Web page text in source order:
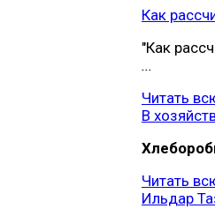
Как
"Как
...
Читать
В
Читать
Ильдар